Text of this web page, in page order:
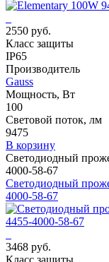
2550 руб.
Класс защиты
IP65
Производитель
Gauss
Мощность, Вт
100
Световой поток, лм
9475
В корзину
Светодиодный
4000-58-67
Светодиодный
4000-58-67
3468 руб.